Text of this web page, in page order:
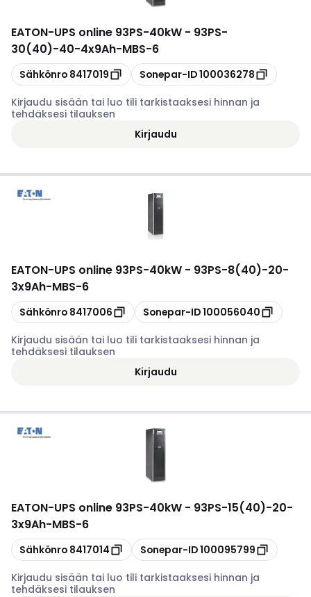
EATON-UPS online 93PS-40kW - 93PS-
30(40)-40-4x9Ah-MBS-6
Kopioi
Sähkönro 8417019 Kopioi
Sonepar-ID100036278
Kirjaudu sisään tai luo tili tarkistaaksesi hinnan ja
tehdäksesi tilauksen
Kirjaudu
EATON-UPS online 93PS-40kW - 93PS-8(40)-20-
3x9Ah-MBS-6
Kopioi
Sähkönro 8417006 Kopioi
Sonepar-ID100056040
Kirjaudu sisään tai luo tili tarkistaaksesi hinnan ja
tehdäksesi tilauksen
Kirjaudu
EATON-UPS online 93PS-40kW - 93PS-15(40)-20-
3x9Ah-MBS-6
Kopioi
Sähkönro 8417014 Kopioi
Sonepar-ID100095799
Kirjaudu sisään tai luo tili tarkistaaksesi hinnan ja
tehdäksesi tilauksen